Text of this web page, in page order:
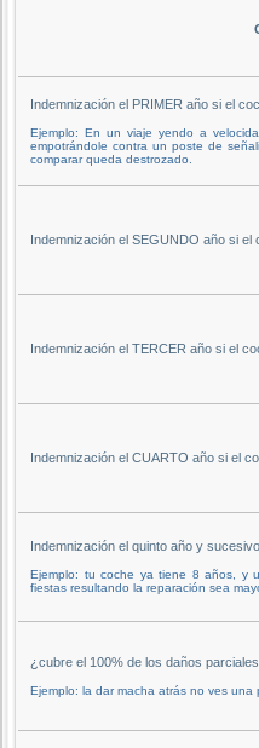
Indemnización el PRIMER año si el
Ejemplo: En un viaje yendo a
empotrándole contra un poste de
comparar queda destrozado.
Indemnización el SEGUNDO año si el
Indemnización el TERCER año si el
Indemnización el CUARTO año si el
Indemnización el quinto año y
Ejemplo: tu coche ya tiene 8 años, y
fiestas resultando la reparación sea
¿cubre el 100% de los daños
Ejemplo: la dar macha atrás no ves